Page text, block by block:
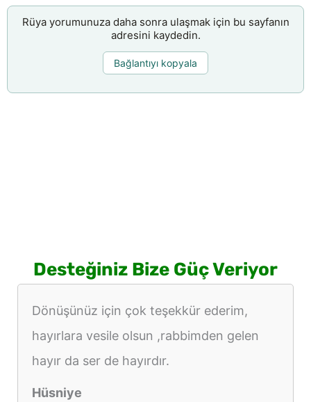
Rüya yorumunuza daha sonra ulaşmak için bu sayfanın
adresini kaydedin.
Bağlantıyı kopyala
Desteğiniz Bize Güç Veriyor
Dönüşünüz için çok teşekkür ederim,
hayırlara vesile olsun ,rabbimden gelen
hayır da ser de hayırdır.
Hüsniye